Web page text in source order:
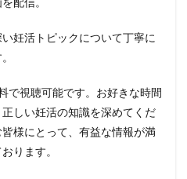
妊活トピックについて丁寧に
で視聴可能です。お好きな時間
しい妊活の知識を深めてくだ
様にとって、有益な情報が満
ります。